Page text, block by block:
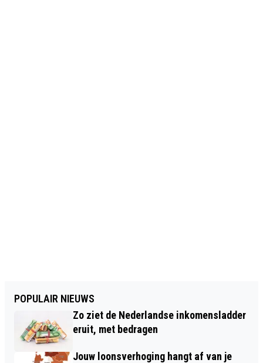
POPULAIR NIEUWS
Zo ziet de Nederlandse inkomensladder
eruit, met bedragen
Jouw loonsverhoging hangt af van je